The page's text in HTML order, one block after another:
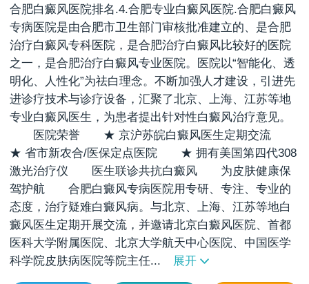
合肥白癜风医院排名.4.合肥专业白癜风医院.合肥白癜风
专病医院是由合肥市卫生部门审核批准建立的、是合肥
治疗白癜风专科医院，是合肥治疗白癜风比较好的医院
之一，是合肥治疗白癜风专业医院。医院以“智能化、透
明化、人性化”为祛白理念。不断加强人才建设，引进先
进诊疗技术与诊疗设备，汇聚了北京、上海、江苏等地
专业白癜风医生，为患者提出针对性白癜风治疗意见。
医院荣誉 ★ 京沪苏皖白癜风医生定期交流
★ 省市新农合/医保定点医院 ★ 拥有美国第四代308
激光治疗仪 医生联诊共抗白癜风 为皮肤健康保
驾护航 合肥白癜风专病医院用专研、专注、专业的
态度，治疗疑难白癜风病。与北京、上海、江苏等地白
癜风医生定期开展交流，并邀请北京白癜风医院、首都
医科大学附属医院、北京大学航天中心医院、中国医学
科学院皮肤病医院等院主任...
展开